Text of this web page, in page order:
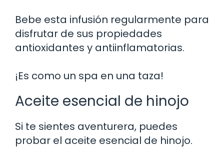
Bebe esta infusión regularmente para
disfrutar de sus propiedades
antioxidantes y antiinflamatorias.
¡Es como un spa en una taza!
Aceite esencial de hinojo
Si te sientes aventurera, puedes
probar el aceite esencial de hinojo.